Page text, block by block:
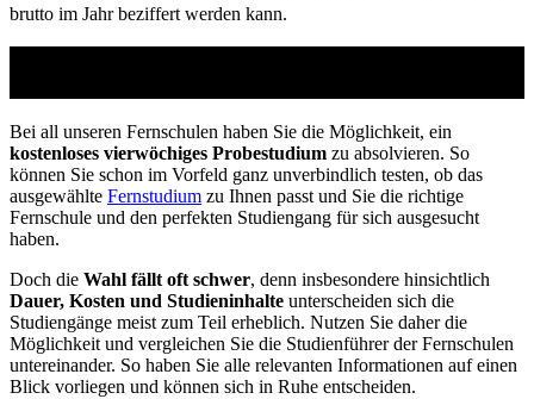
brutto im Jahr beziffert werden kann.
Bei all unseren Fernschulen haben Sie die Möglichkeit, ein
kostenloses vierwöchiges Probestudium zu absolvieren. So
können Sie schon im Vorfeld ganz unverbindlich testen, ob das
ausgewählte Fernstudium zu Ihnen passt und Sie die richtige
Fernschule und den perfekten Studiengang für sich ausgesucht
haben.
Doch die Wahl fällt oft schwer, denn insbesondere hinsichtlich
Dauer, Kosten und Studieninhalte unterscheiden sich die
Studiengänge meist zum Teil erheblich. Nutzen Sie daher die
Möglichkeit und vergleichen Sie die Studienführer der Fernschulen
untereinander. So haben Sie alle relevanten Informationen auf einen
Blick vorliegen und können sich in Ruhe entscheiden.